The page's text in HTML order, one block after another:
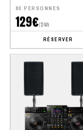
80 PERSONNES
129€/24h
RÉSERVER